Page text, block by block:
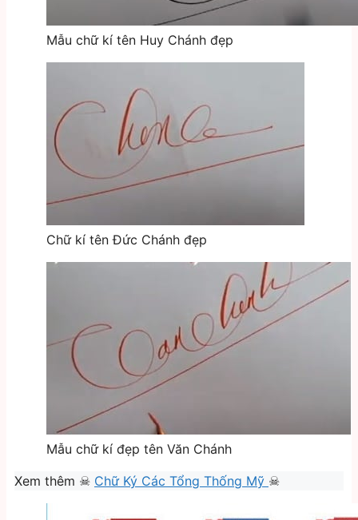
Mẫu chữ kí tên Huy Chánh đẹp
Chữ kí tên Đức Chánh đẹp
Mẫu chữ kí đẹp tên Văn Chánh
Xem thêm ☠ Chữ Ký Các Tổng Thống Mỹ ☠